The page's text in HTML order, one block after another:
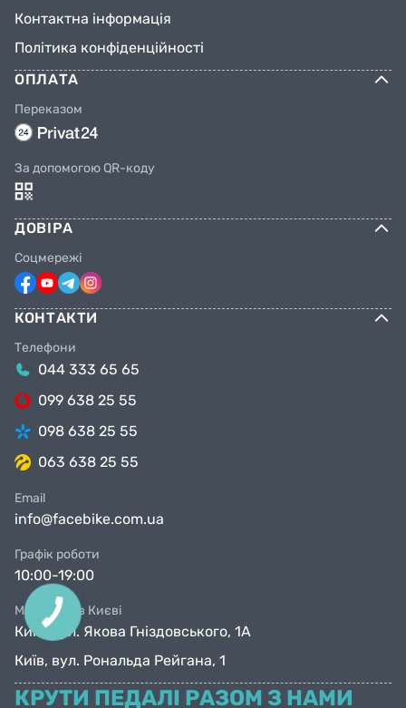
Контактна інформація
Політика конфіденційності
ОПЛАТА
Переказом
За допомогою QR-коду
ДОВІРА
Соцмережі
КОНТАКТИ
Телефони
044 333 65 65
099 638 25 55
098 638 25 55
063 638 25 55
Email
info@facebike.com.ua
Графік роботи
10:00-19:00
Магазини в Києві
Київ, вул. Якова Гніздовського, 1А
Київ, вул. Рональда Рейгана, 1
КРУТИ ПЕДАЛІ РАЗОМ З НАМИ